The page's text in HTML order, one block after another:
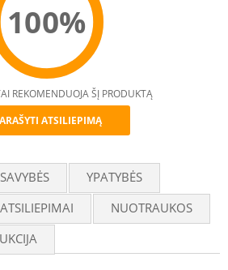
100%
REKOMENDUOJA ŠĮ PRODUKTĄ
ATSILIEPIMĄ
SAVYBĖS
YPATYBĖS
ATSILIEPIMAI
NUOTRAUKOS